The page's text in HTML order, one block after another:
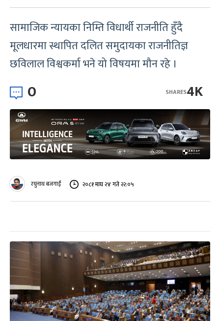
सामाजिक न्यायका निम्ति विधार्थी राजनीति हुँदै
मूलधारमा स्थापित दलित समुदायका राजनीतिज्ञ
छविलाल विश्वकर्मा भने यो विषयमा मौन रहे ।
0 4K
SHARES
रघुनाथ बजगाईं २०८१ माघ २४ गते २२:०५